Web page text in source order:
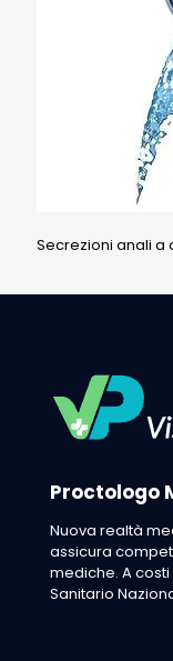
Secrezioni anali a
Proctologo
Nuova realtà
assicura
mediche. A
Sanitario